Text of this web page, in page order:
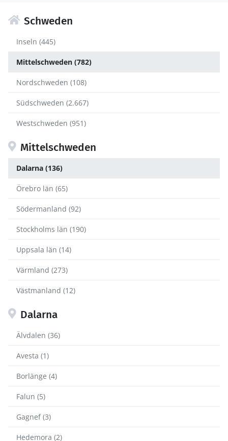
Schweden
Inseln (445)
Mittelschweden (782)
Nordschweden (108)
Südschweden (2.667)
Westschweden (951)
Mittelschweden
Dalarna (136)
Örebro län (65)
Södermanland (92)
Stockholms län (190)
Uppsala län (14)
Värmland (273)
Västmanland (12)
Dalarna
Älvdalen (36)
Avesta (1)
Borlänge (4)
Falun (5)
Gagnef (3)
Hedemora (2)